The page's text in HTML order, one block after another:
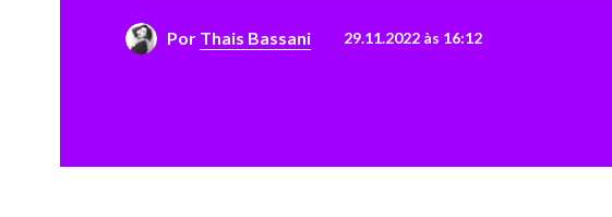
Por Thais Bassani 29.11.2022 às 16:12